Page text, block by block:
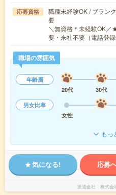
応募資格
職種未経験OK / ブラン
要
＼無資格＊未経験OK
要・来社不要（電話登
職場の雰囲気
年齢層
20代
30代
男女比率
女性
もっ
気になる! 応募
派遣会社 株式会